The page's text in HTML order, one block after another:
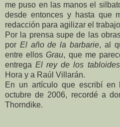
me puso en las manos el
desde entonces y hasta que
redacción para agilizar el
Por la prensa supe de las
por El año de la barbarie, al
entre ellosGrau, que me
entregaEl rey de los tabloides
Hora y a Raúl Villarán.
En un artículo que escribí en
octubre de 2006, recordé a
Thorndike.